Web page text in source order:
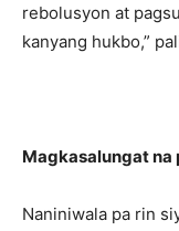
rebolusyon at
kanyang hukbo,”
Magkasalungat na
Naniniwala pa rin